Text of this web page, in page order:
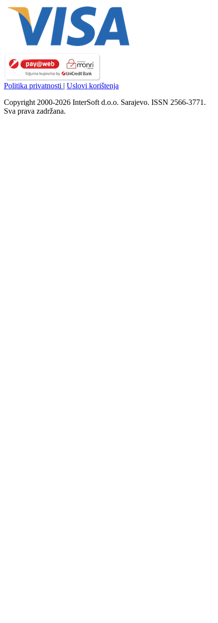
Politika privatnosti | Uslovi korištenja
Copyright 2000-2026 InterSoft d.o.o. Sarajevo. ISSN 2566-3771.
Sva prava zadržana.